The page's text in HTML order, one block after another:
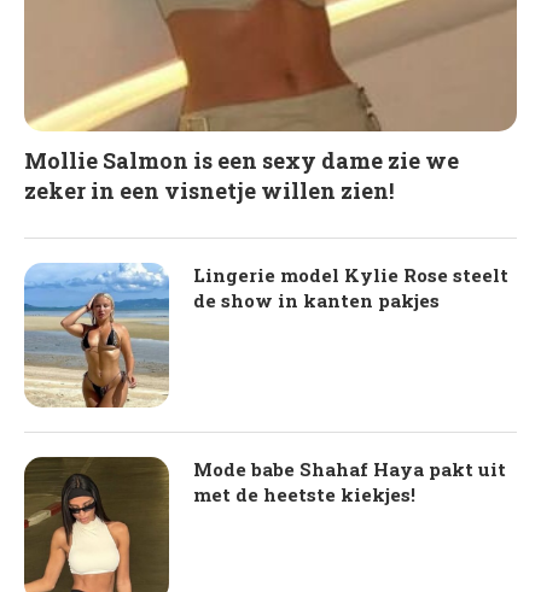
Mollie Salmon is een sexy dame zie we
zeker in een visnetje willen zien!
Lingerie model Kylie Rose steelt
de show in kanten pakjes
Mode babe Shahaf Haya pakt uit
met de heetste kiekjes!